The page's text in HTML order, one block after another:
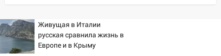
11:30
Кабмин РФ разрешил до 1 июля
2027 года импорт, выпуск и обращение
бензина Евро 2, Евро 3, Евро 4
Живущая в Италии
русская сравнила жизнь в
Европе и в Крыму